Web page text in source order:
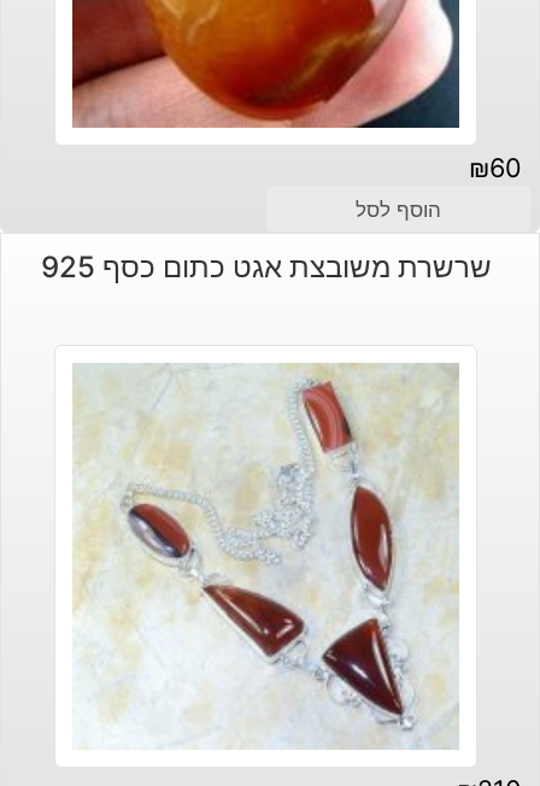
₪60
הוסף לסל
שרשרת משובצת אגט כתום כסף 925